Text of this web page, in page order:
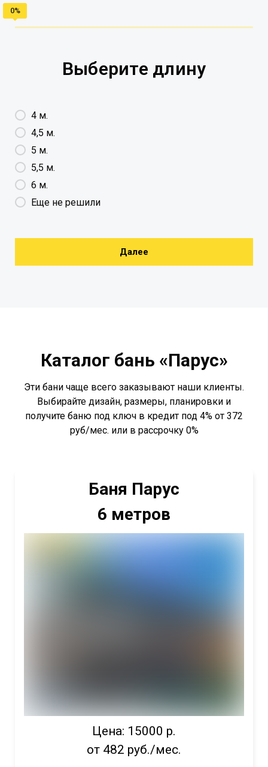
Выберите длину
4 м.
4,5 м.
5 м.
5,5 м.
6 м.
Еще не решили
Далее
Каталог бань «Парус»
Эти бани чаще всего заказывают наши клиенты.
Выбирайте дизайн, размеры, планировки и
получите баню под ключ в кредит под 4% от 372
руб/мес. или в рассрочку 0%
Баня Парус
6 метров
Цена: 15000 р.
от 482 руб./мес.